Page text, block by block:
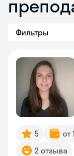
Фильтры
5 от
2 отзыва